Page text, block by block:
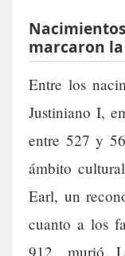
marcaron
Entre los
Justiniano I,
entre 527 y
ámbito
Earl, un
cuanto a los
912, murió